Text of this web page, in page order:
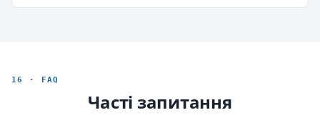
16 · FAQ
Часті запитання